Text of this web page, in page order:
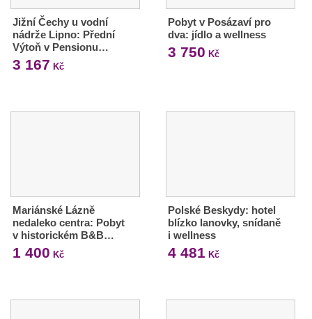
Jižní Čechy u vodní
nádrže Lipno: Přední
Výtoň v Pensionu…
3 167 Kč
Pobyt v Posázaví pro
dva: jídlo a wellness
3 750 Kč
Mariánské Lázně
nedaleko centra: Pobyt
v historickém B&B…
1 400 Kč
Polské Beskydy: hotel
blízko lanovky, snídaně
i wellness
4 481 Kč